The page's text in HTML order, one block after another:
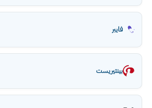
فايبر
بينتيريست